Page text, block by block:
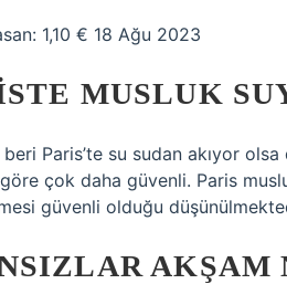
1,10 € 18 Ağu 2023
MUSLUK
beri Paris’te su sudan akıyor
çok daha güvenli. Paris
güvenli olduğu
AKŞAM